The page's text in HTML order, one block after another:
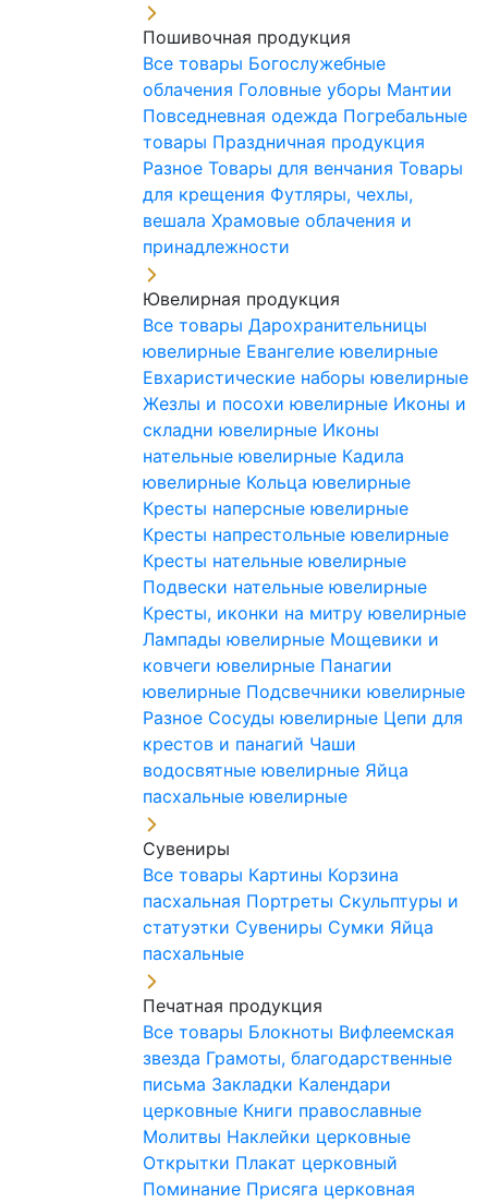
Пошивочная продукция
Все товары Богослужебные
облачения Головные уборы Мантии
Повседневная одежда Погребальные
товары Праздничная продукция
Разное Товары для венчания Товары
для крещения Футляры, чехлы,
вешала Храмовые облачения и
принадлежности
Ювелирная продукция
Все товары Дарохранительницы
ювелирные Евангелие ювелирные
Евхаристические наборы ювелирные
Жезлы и посохи ювелирные Иконы и
складни ювелирные Иконы
нательные ювелирные Кадила
ювелирные Кольца ювелирные
Кресты наперсные ювелирные
Кресты напрестольные ювелирные
Кресты нательные ювелирные
Подвески нательные ювелирные
Кресты, иконки на митру ювелирные
Лампады ювелирные Мощевики и
ковчеги ювелирные Панагии
ювелирные Подсвечники ювелирные
Разное Сосуды ювелирные Цепи для
крестов и панагий Чаши
водосвятные ювелирные Яйца
пасхальные ювелирные
Сувениры
Все товары Картины Корзина
пасхальная Портреты Скульптуры и
статуэтки Сувениры Сумки Яйца
пасхальные
Печатная продукция
Все товары Блокноты Вифлеемская
звезда Грамоты, благодарственные
письма Закладки Календари
церковные Книги православные
Молитвы Наклейки церковные
Открытки Плакат церковный
Поминание Присяга церковная